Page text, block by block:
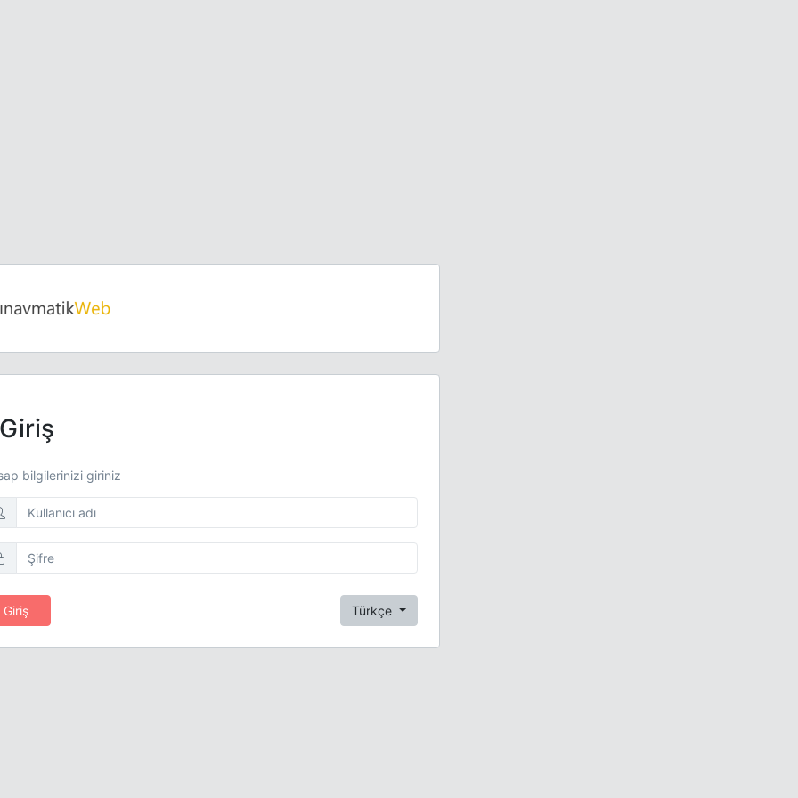
Giriş
bilgilerinizi giriniz
Giriş Türkçe